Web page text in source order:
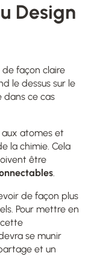
Design
de façon claire
le dessus sur le
dans ce cas
atomes et
la chimie. Cela
être
.
de façon plus
Pour mettre en
se munir
et un